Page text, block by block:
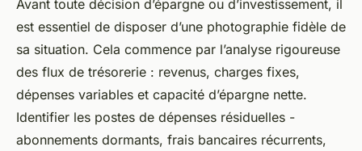
Avant toute décision d’épargne ou d’investissement, il
est essentiel de disposer d’une photographie fidèle de
sa situation. Cela commence par l’analyse rigoureuse
des flux de trésorerie : revenus, charges fixes,
dépenses variables et capacité d’épargne nette.
Identifier les postes de dépenses résiduelles -
abonnements dormants, frais bancaires récurrents,